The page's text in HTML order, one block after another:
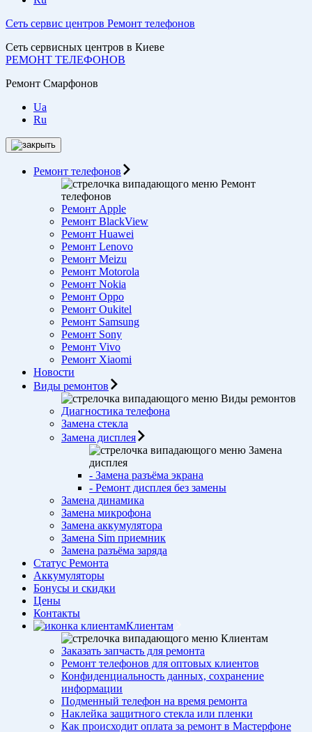
Сеть сервис центров Ремонт телефонов
Сеть сервисных центров в Киеве
РЕМОНТ ТЕЛЕФОНОВ
Ремонт Смарфонов
Ua
Ru
Ремонт телефонов
Ремонт
телефонов
Ремонт Apple
Ремонт BlackView
Ремонт Huawei
Ремонт Lenovo
Ремонт Meizu
Ремонт Motorоla
Ремонт Nokia
Ремонт Oppo
Ремонт Oukitel
Ремонт Samsung
Ремонт Sony
Ремонт Vivo
Ремонт Xiaomi
Новости
Виды ремонтов
Виды ремонтов
Диагностика телефона
Замена стекла
Замена дисплея
Замена
дисплея
- Замена разъёма экрана
- Ремонт дисплея без замены
Замена динамика
Замена микрофона
Замена аккумулятора
Замена Sim приемник
Замена разъёма заряда
Статус Ремонта
Аккумуляторы
Бонусы и скидки
Цены
Контакты
Клиентам
Клиентам
Заказать запчасть для ремонта
Ремонт телефонов для оптовых клиентов
Конфиденциальность данных, сохранение
информации
Подменный телефон на время ремонта
Наклейка защитного стекла или пленки
Как происходит оплата за ремонт в Мастерфоне